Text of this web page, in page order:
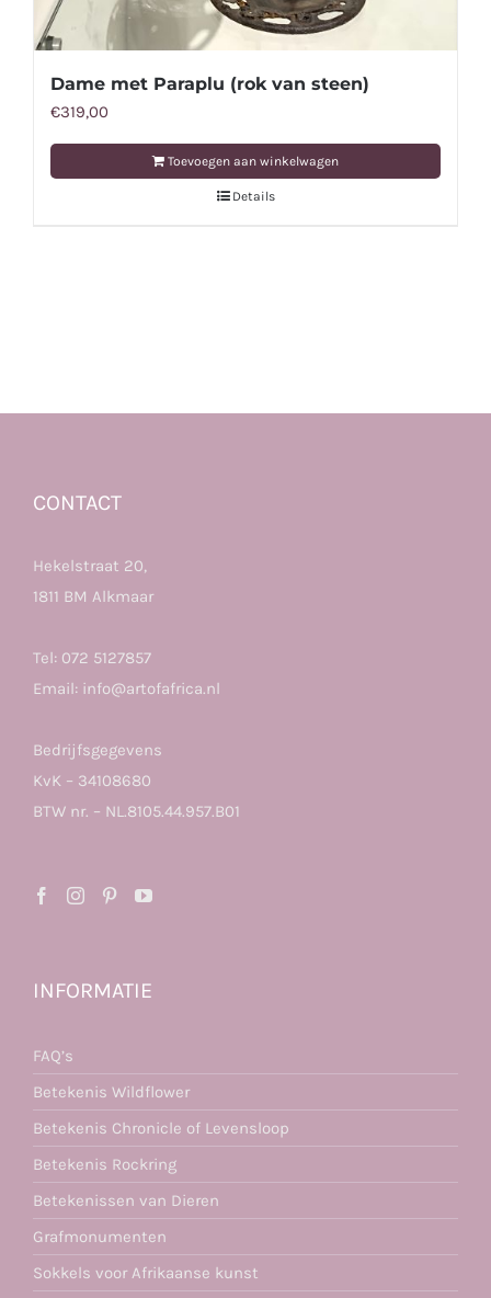
Dame met Paraplu (rok van steen)
€319,00
Toevoegen aan winkelwagen
Details
CONTACT
Hekelstraat 20,
1811 BM Alkmaar
Tel: 072 5127857
Email: info@artofafrica.nl
Bedrijfsgegevens
KvK – 34108680
BTW nr. – NL.8105.44.957.B01
INFORMATIE
FAQ’s
Betekenis Wildflower
Betekenis Chronicle of Levensloop
Betekenis Rockring
Betekenissen van Dieren
Grafmonumenten
Sokkels voor Afrikaanse kunst